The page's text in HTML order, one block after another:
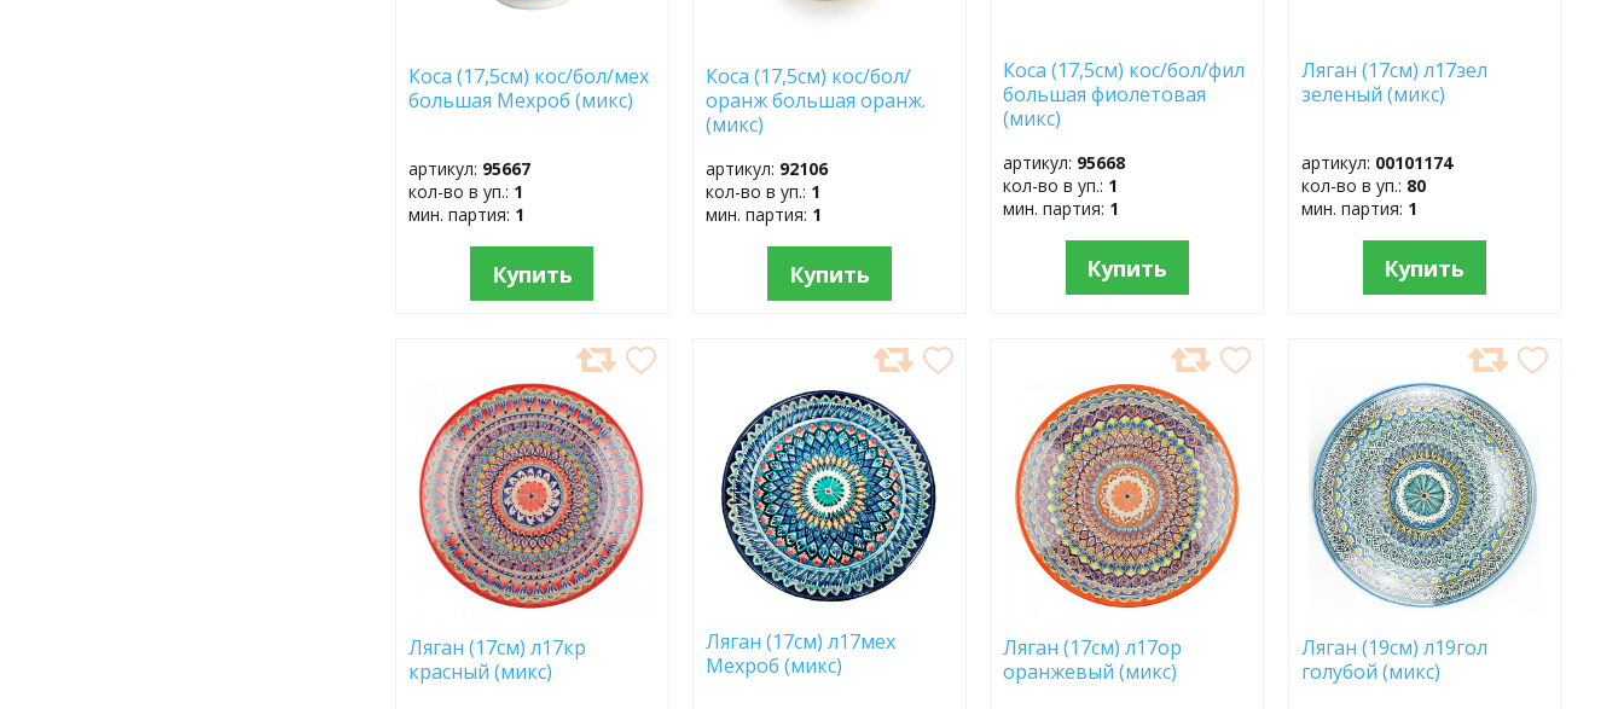
Коса (17,5см) кос/бол/мех
большая Мехроб (микс)
артикул: 95667
кол-во в уп.: 1
мин. партия: 1
Купить
Коса (17,5см) кос/бол/
оранж большая оранж.
(микс)
артикул: 92106
кол-во в уп.: 1
мин. партия: 1
Купить
Коса (17,5см) кос/бол/фил
большая фиолетовая
(микс)
артикул: 95668
кол-во в уп.: 1
мин. партия: 1
Купить
Ляган (17см) л17зел
зеленый (микс)
артикул: 00101174
кол-во в уп.: 80
мин. партия: 1
Купить
ИЗБРАННОЕ
Ляган (17см) л17кр
красный (микс)
ИЗБРАННОЕ
Ляган (17см) л17мех
Мехроб (микс)
ИЗБРАННОЕ
Ляган (17см) л17ор
оранжевый (микс)
ИЗБРАННОЕ
Ляган (19см) л19гол
голубой (микс)